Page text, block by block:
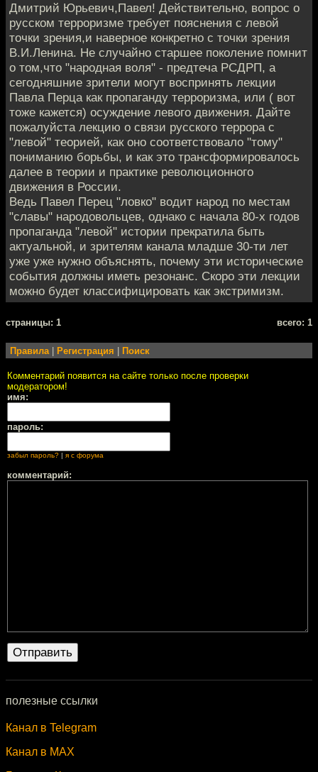
Дмитрий Юрьевич,Павел! Действительно, вопрос о
русском терроризме требует пояснения с левой
точки зрения,и наверное конкретно с точки зрения
В.И.Ленина. Не случайно старшее поколение помнит
о том,что "народная воля" - предтеча РСДРП, а
сегодняшние зрители могут воспринять лекции
Павла Перца как пропаганду терроризма, или ( вот
тоже кажется) осуждение левого движения. Дайте
пожалуйста лекцию о связи русского террора с
"левой" теорией, как оно соответствовало "тому"
пониманию борьбы, и как это трансформировалось
далее в теории и практике революционного
движения в России.
Ведь Павел Перец "ловко" водит народ по местам
"славы" народовольцев, однако с начала 80-х годов
пропаганда "левой" истории прекратила быть
актуальной, и зрителям канала младше 30-ти лет
уже уже нужно объяснять, почему эти исторические
события должны иметь резонанс. Скоро эти лекции
можно будет классифицировать как экстримизм.
cтраницы: 1 всего: 1
Правила| Регистрация Поиск
Комментарий появится на сайте только после проверки
модератором!
имя:
пароль:
забыл пароль? я с форума
комментарий:
полезные ссылки
Канал в Telegram
Канал в MAX